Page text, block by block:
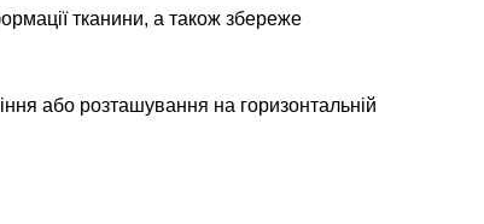
тканини, а також збереже
або розташування на горизонтальній